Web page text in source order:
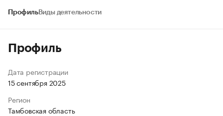
ПрофильВиды деятельности
Профиль
Дата регистрации
15 сентября 2025
Регион
Тамбовская область